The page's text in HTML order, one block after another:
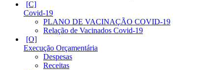
Covid-19
PLANO DE VACINAÇÃO COVID-19
Relação de Vacinados Covid-19
Execução Orçamentária
Despesas
Receitas